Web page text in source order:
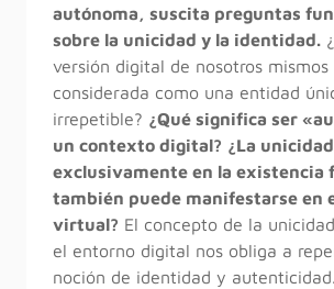
autónoma, suscita preguntas
sobre la unicidad y la identidad.
versión digital de nosotros mismos
considerada como una entidad
irrepetible? ¿Qué significa ser
un contexto digital? ¿La
exclusivamente en la existencia
también puede manifestarse en
virtual? El concepto de la
el entorno digital nos obliga a
noción de identidad y